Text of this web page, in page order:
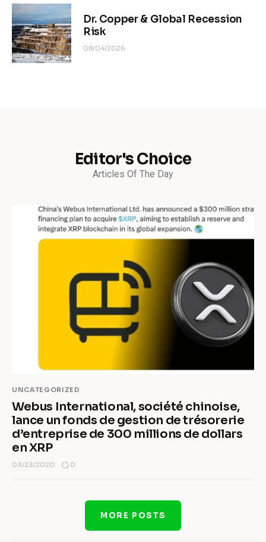
Dr. Copper & Global Recession
Risk
08/04/2026
Editor's Choice
Articles Of The Day
UNCATEGORIZED
Webus International, société chinoise,
lance un fonds de gestion de trésorerie
d’entreprise de 300 millions de dollars
en XRP
03/23/2020 0
MORE POSTS